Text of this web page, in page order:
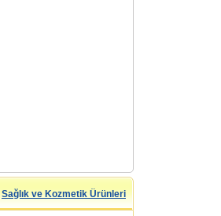
Sağlık ve Kozmetik Ürünleri